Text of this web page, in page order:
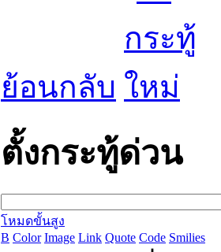
ย้อนกลับ
ตั้งกระทู้ด่วน
โหมดขั้นสูง
B Color Image Link Quote Code Smilies